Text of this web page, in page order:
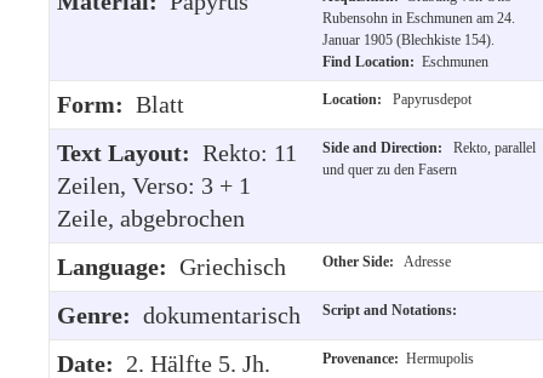
Rubensohn in Eschmunen am 24.
Januar 1905 (Blechkiste 154).
Find Location: Eschmunen
Form: Blatt Location: Papyrusdepot
Text Layout: Rekto: 11
Zeilen, Verso: 3 + 1
Zeile, abgebrochen
Side and Direction:
Rekto, parallel
und quer zu den Fasern
Language: Griechisch Other Side: Adresse
Genre: dokumentarisch Script and Notations:
Date: 2. Hälfte 5. Jh.
Provenance: Hermupolis